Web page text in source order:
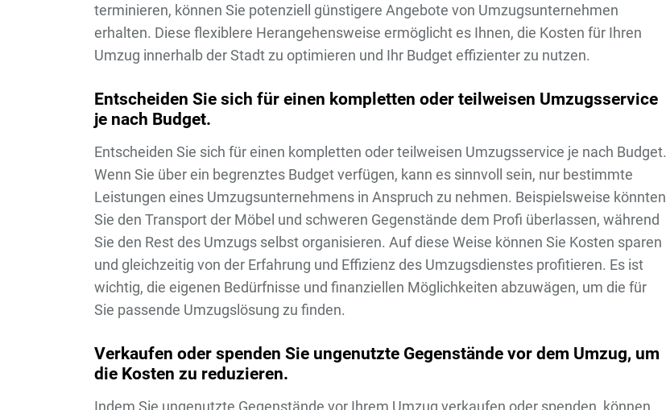
terminieren, können Sie potenziell günstigere Angebote von Umzugsunternehmen
erhalten. Diese flexiblere Herangehensweise ermöglicht es Ihnen, die Kosten für Ihren
Umzug innerhalb der Stadt zu optimieren und Ihr Budget effizienter zu nutzen.
Entscheiden Sie sich für einen kompletten oder teilweisen Umzugsservice
je nach Budget.
Entscheiden Sie sich für einen kompletten oder teilweisen Umzugsservice je nach Budget.
Wenn Sie über ein begrenztes Budget verfügen, kann es sinnvoll sein, nur bestimmte
Leistungen eines Umzugsunternehmens in Anspruch zu nehmen. Beispielsweise könnten
Sie den Transport der Möbel und schweren Gegenstände dem Profi überlassen, während
Sie den Rest des Umzugs selbst organisieren. Auf diese Weise können Sie Kosten sparen
und gleichzeitig von der Erfahrung und Effizienz des Umzugsdienstes profitieren. Es ist
wichtig, die eigenen Bedürfnisse und finanziellen Möglichkeiten abzuwägen, um die für
Sie passende Umzugslösung zu finden.
Verkaufen oder spenden Sie ungenutzte Gegenstände vor dem Umzug, um
die Kosten zu reduzieren.
Indem Sie ungenutzte Gegenstände vor Ihrem Umzug verkaufen oder spenden, können